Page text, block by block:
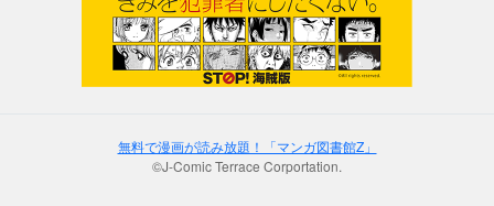
無料で漫画が読み放題！「マンガ図書館Z」
©J-Comic Terrace Corportation.